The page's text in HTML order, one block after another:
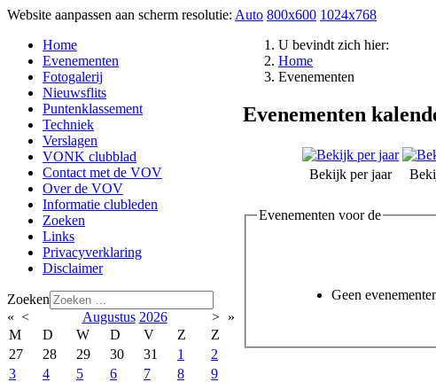
Website aanpassen aan scherm resolutie: Auto 800x600 1024x768
Home
Evenementen
Fotogalerij
Nieuwsflits
Puntenklassement
Techniek
Verslagen
VONK clubblad
Contact met de VOV
Over de VOV
Informatie clubleden
Zoeken
Links
Privacyverklaring
Disclaimer
Zoeken
« < Augustus 2026 > »
M
D W D V Z
Z
27
28 29 30 31 1
2
3
4 5 6 7 8
9
U bevindt zich hier:
Home
Evenementen
Evenementen
Bekijk per jaar
Evenementen voor de
Geen